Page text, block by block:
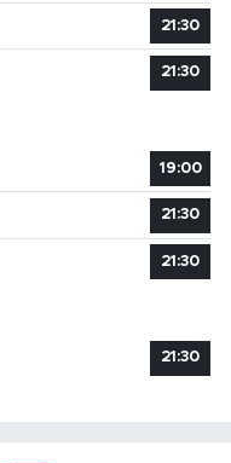
21:30
21:30
19:00
21:30
21:30
21:30